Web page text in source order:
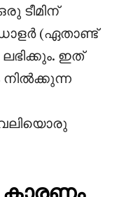
ടീമിന്
(ഏതാണ്ട്
ലഭിക്കും. ഇത്
നിൽക്കുന്ന